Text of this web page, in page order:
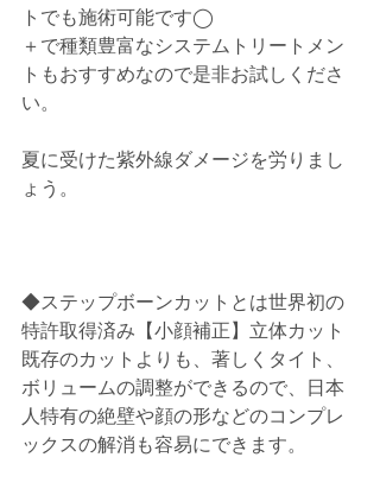
トでも施術可能です◯
＋で種類豊富なシステムトリートメン
トもおすすめなので是非お試しくださ
い。
夏に受けた紫外線ダメージを労りまし
ょう。
◆ステップボーンカットとは世界初の
特許取得済み【小顔補正】立体カット
既存のカットよりも、著しくタイト、
ボリュームの調整ができるので、日本
人特有の絶壁や顔の形などのコンプレ
ックスの解消も容易にできます。